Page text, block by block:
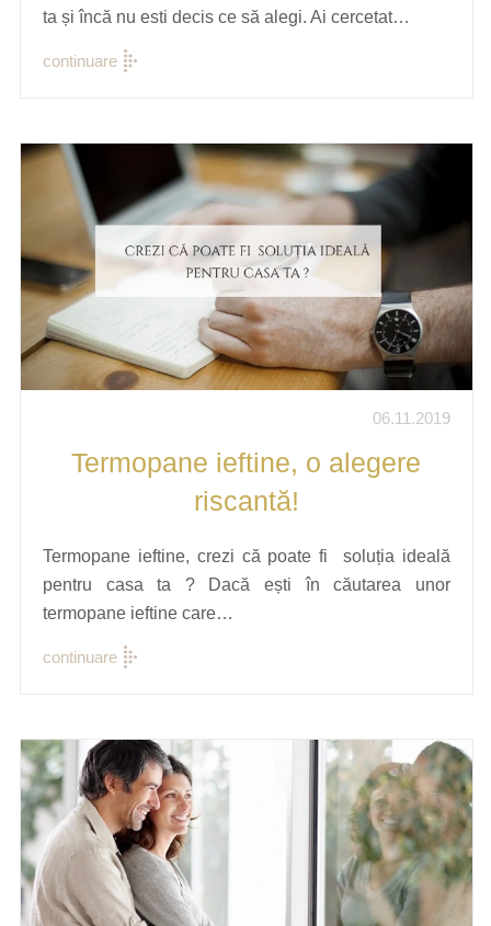
ta și încă nu esti decis ce să alegi. Ai cercetat…
continuare
06.11.2019
Termopane ieftine, o alegere
riscantă!
Termopane ieftine, crezi că poate fi soluția ideală
pentru casa ta ? Dacă ești în căutarea unor
termopane ieftine care…
continuare